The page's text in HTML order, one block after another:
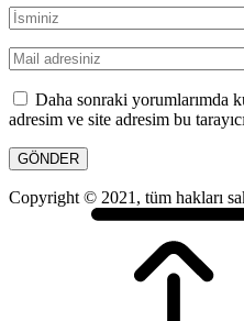
Daha sonraki yorumlarımda
adresim ve site adresim bu
Copyright © 2021, tüm hakları